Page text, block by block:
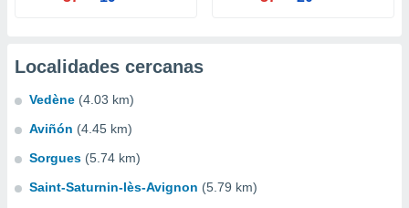
Localidades cercanas
Vedène (4.03 km)
Aviñón (4.45 km)
Sorgues (5.74 km)
Saint-Saturnin-lès-Avignon (5.79 km)